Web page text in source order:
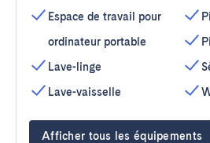
Espace de travail pour
ordinateur portable
Lave-linge
Lave-vaisselle
Afficher tous les équipements